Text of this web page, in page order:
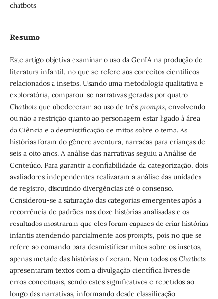
chatbots
Resumo
Este artigo objetiva examinar o uso da GenIA na produção de
literatura infantil, no que se refere aos conceitos científicos
relacionados a insetos. Usando uma metodologia qualitativa e
exploratória, comparou-se narrativas geradas por quatro
Chatbotsque obedeceram ao uso de três prompts,envolvendo
ou não a restrição quanto ao personagem estar ligado à área
da Ciência e a desmistificação de mitos sobre o tema. As
histórias foram do gênero aventura, narradas para crianças de
seis a oito anos. A análise das narrativas seguiu a Análise de
Conteúdo. Para garantir a confiabilidade da categorização, dois
avaliadores independentes realizaram a análise das unidades
de registro, discutindo divergências até o consenso.
Considerou-se a saturação das categorias emergentes após a
recorrência de padrões nas doze histórias analisadas e os
resultados mostraram que eles foram capazes de criar histórias
infantis atendendo parcialmente aos prompts, pois no que se
refere ao comando para desmistificar mitos sobre os insetos,
apenas metade das histórias o fizeram. Nem todos os Chatbots
apresentaram textos com a divulgação científica livres de
erros conceituais, sendo estes significativos e repetidos ao
longo das narrativas, informando desde classificação